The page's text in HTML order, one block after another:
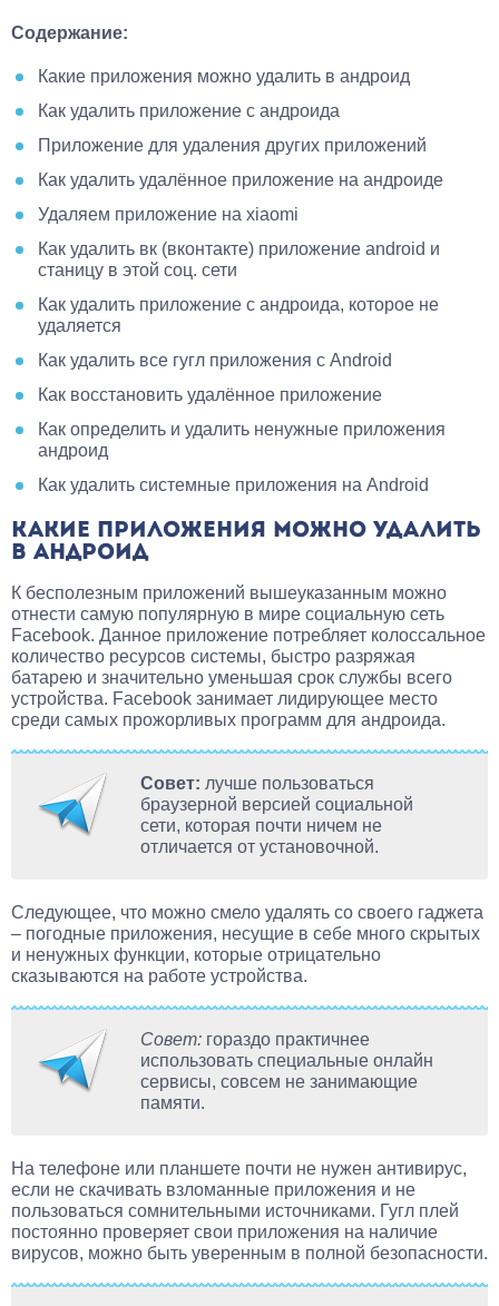
Содержание:
Какие приложения можно удалить в андроид
Как удалить приложение с андроида
Приложение для удаления других приложений
Как удалить удалённое приложение на андроиде
Удаляем приложение на xiaomi
Как удалить вк (вконтакте) приложение android и
станицу в этой соц. сети
Как удалить приложение с андроида, которое не
удаляется
Как удалить все гугл приложения с Android
Как восстановить удалённое приложение
Как определить и удалить ненужные приложения
андроид
Как удалить системные приложения на Android
КАКИЕ ПРИЛОЖЕНИЯ МОЖНО УДАЛИТЬ
В АНДРОИД
К бесполезным приложений вышеуказанным можно
отнести самую популярную в мире социальную сеть
Facebook. Данное приложение потребляет колоссальное
количество ресурсов системы, быстро разряжая
батарею и значительно уменьшая срок службы всего
устройства. Facebook занимает лидирующее место
среди самых прожорливых программ для андроида.
Совет: лучше пользоваться
браузерной версией социальной
сети, которая почти ничем не
отличается от установочной.
Следующее, что можно смело удалять со своего гаджета
– погодные приложения, несущие в себе много скрытых
и ненужных функции, которые отрицательно
сказываются на работе устройства.
Совет: гораздо практичнее
использовать специальные онлайн
сервисы, совсем не занимающие
памяти.
На телефоне или планшете почти не нужен антивирус,
если не скачивать взломанные приложения и не
пользоваться сомнительными источниками. Гугл плей
постоянно проверяет свои приложения на наличие
вирусов, можно быть уверенным в полной безопасности.